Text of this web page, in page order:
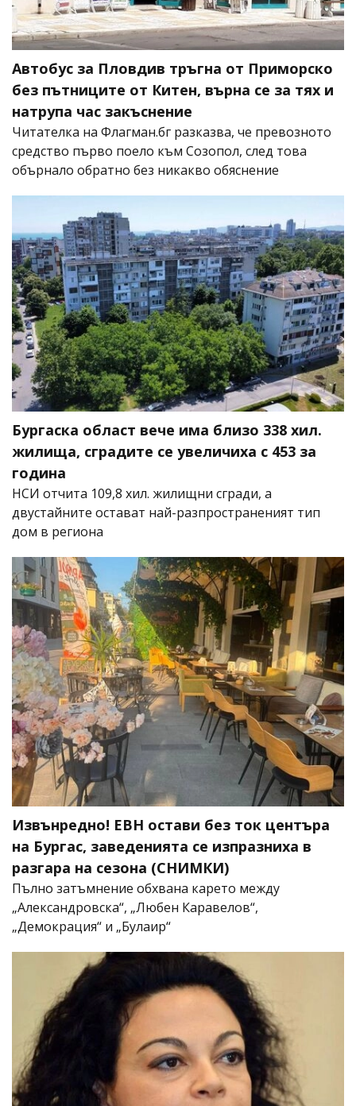
Автобус за Пловдив тръгна от Приморско
без пътниците от Китен, върна се за тях и
натрупа час закъснение
Читателка на Флагман.бг разказва, че превозното
средство първо поело към Созопол, след това
обърнало обратно без никакво обяснение
Бургаска област вече има близо 338 хил.
жилища, сградите се увеличиха с 453 за
година
НСИ отчита 109,8 хил. жилищни сгради, а
двустайните остават най-разпространеният тип
дом в региона
Извънредно! ЕВН остави без ток центъра
на Бургас, заведенията се изпразниха в
разгара на сезона (СНИМКИ)
Пълно затъмнение обхвана карето между
„Александровска“, „Любен Каравелов“,
„Демокрация“ и „Булаир“